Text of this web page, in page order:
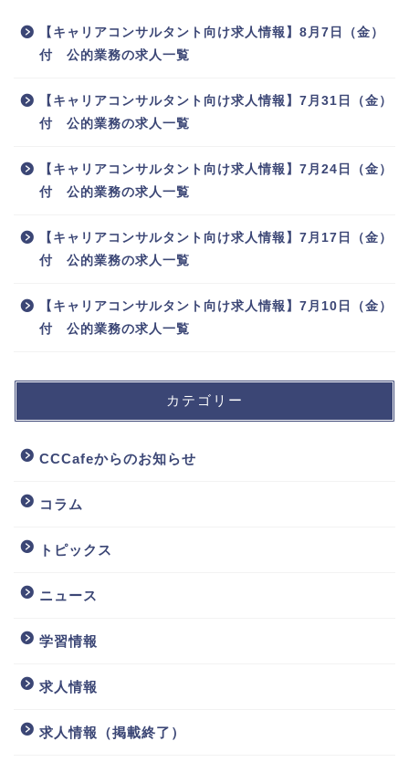
【キャリアコンサルタント向け求人情報】8月7日（金）
付 公的業務の求人一覧
【キャリアコンサルタント向け求人情報】7月31日（金）
付 公的業務の求人一覧
【キャリアコンサルタント向け求人情報】7月24日（金）
付 公的業務の求人一覧
【キャリアコンサルタント向け求人情報】7月17日（金）
付 公的業務の求人一覧
【キャリアコンサルタント向け求人情報】7月10日（金）
付 公的業務の求人一覧
カテゴリー
CCCafeからのお知らせ
コラム
トピックス
ニュース
学習情報
求人情報
求人情報（掲載終了）